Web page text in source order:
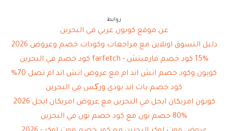
روابط
عن موقع كوبون عربي في البحرين
دليل التسوق اونلاين مع مراجعات وكودات خصم وعروض 2026
15% كود خصم فارفيتش - farfetch كود خصم في البحرين
كوبون وكود خصم اتش اند ام مع عروض اتش اند ام تصل 70%
كود خصم باث اند بودي ورکس في البحرين
كوبون امريكان ايجل في البحرين مع عروض امريكان ايجل 2026
80% خصم نون مع كود خصم نون في البحرين